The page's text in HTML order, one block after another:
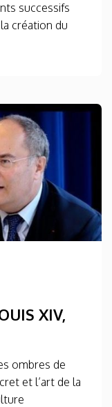
successifs
création du
XIV,
ombres de
et l’art de la